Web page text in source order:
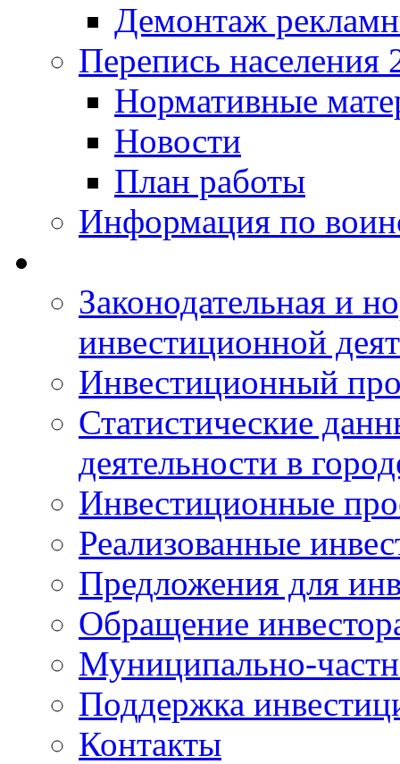
Демонтаж
Перепись населения
Нормативные
Новости
План работы
Информация по
Законодательная и
инвестиционной
Инвестиционный
Статистические
деятельности в
Инвестиционные
Реализованные
Предложения для
Обращение
Муниципально-
Поддержка
Контакты